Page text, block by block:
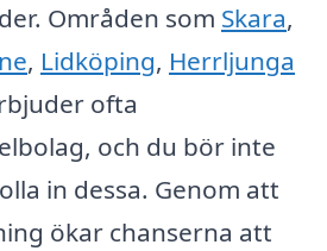
Områden som Skara,
, Lidköping, Herrljunga
ofta
och du bör inte
in dessa. Genom att
ökar chanserna att